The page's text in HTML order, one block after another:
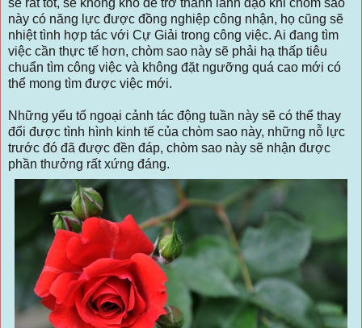
này có năng lực được đồng nghiệp công nhận, họ cũng sẽ
nhiệt tình hợp tác với Cự Giải trong công việc. Ai đang tìm
việc cần thực tế hơn, chòm sao này sẽ phải hạ thấp tiêu
chuẩn tìm công việc và không đặt ngưỡng quá cao mới có
thể mong tìm được việc mới.
Những yếu tố ngoại cảnh tác động tuần này sẽ có thể thay
đổi được tình hình kinh tế của chòm sao này, những nỗ lực
trước đó đã được đền đáp, chòm sao này sẽ nhận được
phần thưởng rất xứng đáng.